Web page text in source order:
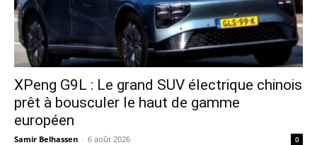
XPeng G9L : Le grand SUV électrique chinois
prêt à bousculer le haut de gamme
européen
Samir Belhassen - 6 août 2026 0